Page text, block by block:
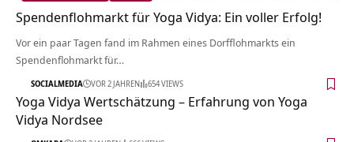
Spendenflohmarkt für Yoga Vidya: Ein voller Erfolg!
Vor ein paar Tagen fand im Rahmen eines Dorfflohmarkts ein
Spendenflohmarkt für…
SOCIALMEDIA VOR 2 JAHREN 654 VIEWS
Yoga Vidya Wertschätzung – Erfahrung von Yoga
Vidya Nordsee